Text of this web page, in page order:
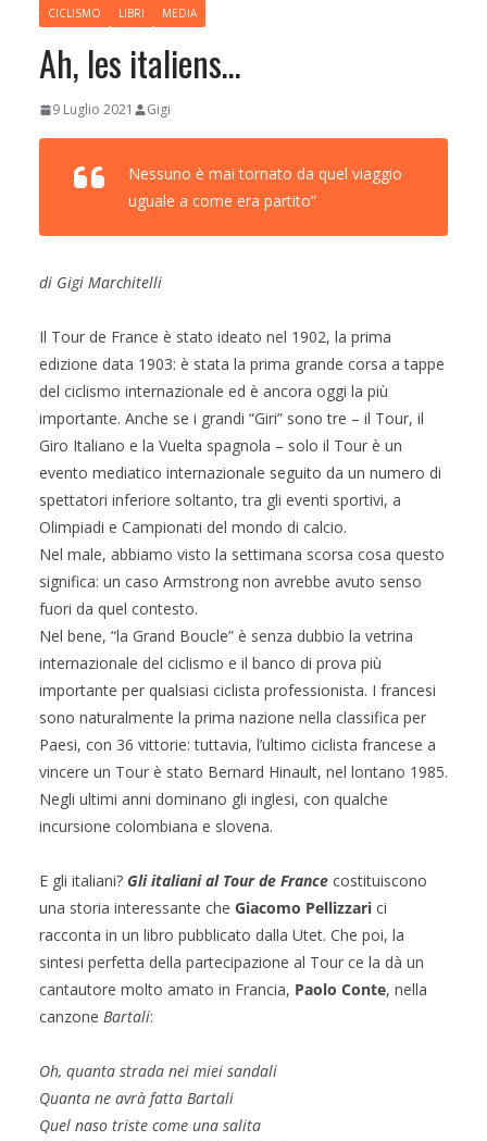
CICLISMO LIBRI MEDIA
Ah, les italiens…
9 Luglio 2021 Gigi
Nessuno è mai tornato da quel viaggio
uguale a come era partito”
di Gigi Marchitelli
Il Tour de France è stato ideato nel 1902, la prima
edizione data 1903: è stata la prima grande corsa a tappe
del ciclismo internazionale ed è ancora oggi la più
importante. Anche se i grandi “Giri” sono tre – il Tour, il
Giro Italiano e la Vuelta spagnola – solo il Tour è un
evento mediatico internazionale seguito da un numero di
spettatori inferiore soltanto, tra gli eventi sportivi, a
Olimpiadi e Campionati del mondo di calcio.
Nel male, abbiamo visto la settimana scorsa cosa questo
significa: un caso Armstrong non avrebbe avuto senso
fuori da quel contesto.
Nel bene, “la Grand Boucle” è senza dubbio la vetrina
internazionale del ciclismo e il banco di prova più
importante per qualsiasi ciclista professionista. I francesi
sono naturalmente la prima nazione nella classifica per
Paesi, con 36 vittorie: tuttavia, l’ultimo ciclista francese a
vincere un Tour è stato Bernard Hinault, nel lontano 1985.
Negli ultimi anni dominano gli inglesi, con qualche
incursione colombiana e slovena.
E gli italiani? Gli italiani al Tour de France costituiscono
una storia interessante che Giacomo Pellizzari ci
racconta in un libro pubblicato dalla Utet. Che poi, la
sintesi perfetta della partecipazione al Tour ce la dà un
cantautore molto amato in Francia, Paolo Conte, nella
canzone Bartali:
Oh, quanta strada nei miei sandali
Quanta ne avrà fatta Bartali
Quel naso triste come una salita